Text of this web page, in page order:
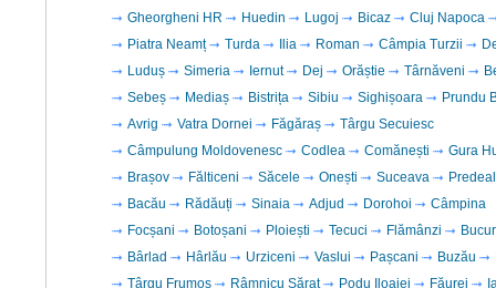
Gheorgheni HR
Huedin Lugoj Bicaz
Cluj Napoca
Piatra Neamț
Turda Ilia Roman Câmpia Turzii
Luduș
Simeria Iernut Dej Orăștie Târnăveni
Sebeș
Mediaș Bistrița Sibiu Sighișoara
Prundu
Avrig
Vatra Dornei Făgăraș
Târgu Secuiesc
Câmpulung Moldovenesc
Codlea Comănești
Gura
Brașov
Fălticeni Săcele Onești Suceava
Predeal
Bacău
Rădăuți Sinaia Adjud Dorohoi
Câmpina
Focșani
Botoșani Ploiești Tecuci Flămânzi
Bârlad
Hârlău Urziceni Vaslui Pașcani Buzău
Târgu Frumos
Râmnicu Sărat Podu Iloaiei Făurei